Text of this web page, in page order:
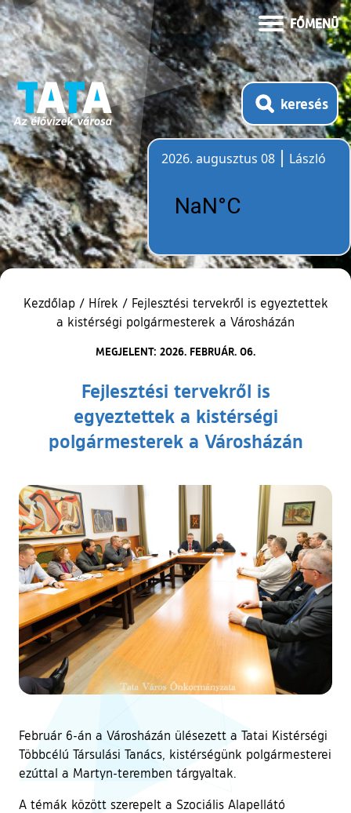
FŐMENÜ
keresés
2026. augusztus 08
László
Kezdőlap / Hírek / Fejlesztési tervekről is egyeztettek
a kistérségi polgármesterek a Városházán
MEGJELENT: 2026. FEBRUÁR. 06.
Fejlesztési tervekről is
egyeztettek a kistérségi
polgármesterek a Városházán
Február 6-án a Városházán ülésezett a Tatai Kistérségi
Többcélú Társulási Tanács, kistérségünk polgármesterei
ezúttal a Martyn-teremben tárgyaltak.
A témák között szerepelt a Szociális Alapellátó